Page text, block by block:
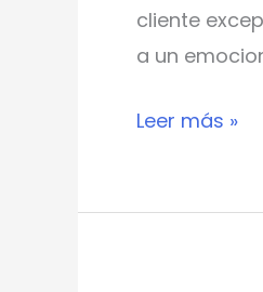
cliente
a un
Leer más »